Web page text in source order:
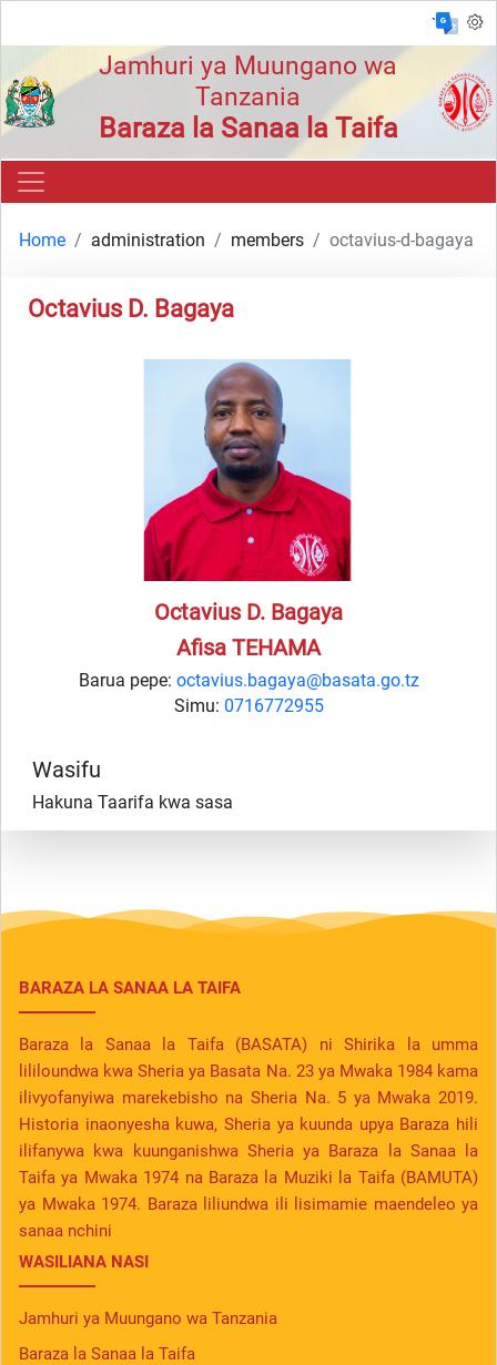
`
Jamhuri ya Muungano wa
Tanzania
Baraza la Sanaa la Taifa
Home administration members octavius-d-bagaya
Octavius D. Bagaya
Octavius D. Bagaya
Afisa TEHAMA
Barua pepe: octavius.bagaya@basata.go.tz
Simu: 0716772955
Wasifu
Hakuna Taarifa kwa sasa
BARAZA LA SANAA LA TAIFA
Baraza la Sanaa la Taifa (BASATA) ni Shirika la umma
lililoundwa kwa Sheria ya Basata Na. 23 ya Mwaka 1984 kama
ilivyofanyiwa marekebisho na Sheria Na. 5 ya Mwaka 2019.
Historia inaonyesha kuwa, Sheria ya kuunda upya Baraza hili
ilifanywa kwa kuunganishwa Sheria ya Baraza la Sanaa la
Taifa ya Mwaka 1974 na Baraza la Muziki la Taifa (BAMUTA)
ya Mwaka 1974. Baraza liliundwa ili lisimamie maendeleo ya
sanaa nchini
WASILIANA NASI
Jamhuri ya Muungano wa Tanzania
Baraza la Sanaa la Taifa